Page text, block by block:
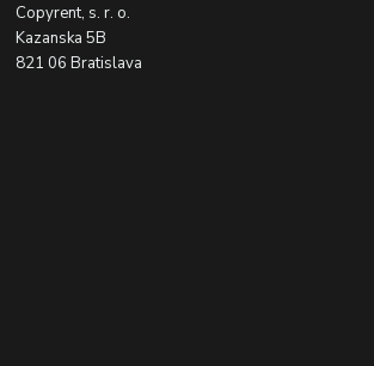
Copyrent, s. r. o.
Kazanska 5B
821 06 Bratislava